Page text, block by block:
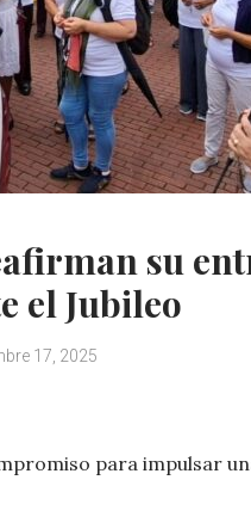
su
el Jubileo
17, 2025
para impulsar